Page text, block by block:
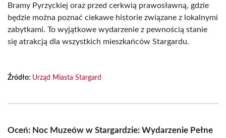
Bramy Pyrzyckiej oraz przed cerkwią prawosławną, gdzie
będzie można poznać ciekawe historie związane z lokalnymi
zabytkami. To wyjątkowe wydarzenie z pewnością stanie
się atrakcją dla wszystkich mieszkańców Stargardu.
Źródło: Urząd Miasta Stargard
Oceń: Noc Muzeów w Stargardzie: Wydarzenie Pełne